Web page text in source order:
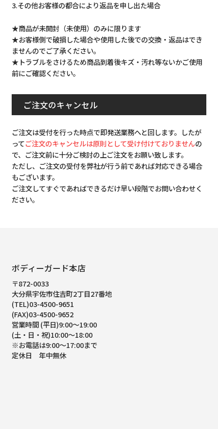
3.その他お客様の都合により返品を申し出た場合
★商品が未開封（未使用）のみに限ります
★お客様側で破損した場合や使用した後での交換・返品はでき
ませんのでご了承ください。
★トラブルをさけるため商品到着後キズ・汚れ等ないかご使用
前にご確認ください。
ご注文のキャンセル
ご注文は受付を行った時点で即発送業務へと回します。したが
ってご注文のキャンセルは原則として受け付けておりませんの
で、ご注文前に十分ご検討の上ご注文をお願い致します。
ただし、ご注文の受付を弊社が行う前であれば対応できる場合
もございます。
ご注文してすぐであればできるだけ早い段階でお問い合わせく
ださい。
ボディーガード本店
〒872-0033
大分県宇佐市住吉町2丁目27番地
(TEL)03-4500-9651
(FAX)03-4500-9652
営業時間 (平日)9:00～19:00
(土・日・祝)10:00～18:00
※お電話は9:00～17:00まで
定休日 年中無休